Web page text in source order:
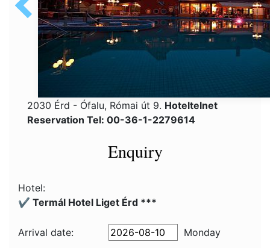
2030 Érd - Ófalu, Római út 9. Hoteltelnet
Reservation Tel: 00-36-1-2279614
Enquiry
Hotel:
✔️ Termál Hotel Liget Érd ***
Arrival date: Monday